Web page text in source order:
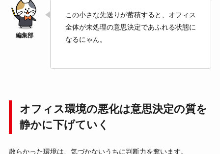
この小さな先送りが蓄積すると、オフィス
全体が未処理の意思決定であふれる状態に
なるにゃん。
オフィス環境の悪化は意思決定の質を
静かに下げていく
散らかった環境は、気づかないうちに判断力を奪います。